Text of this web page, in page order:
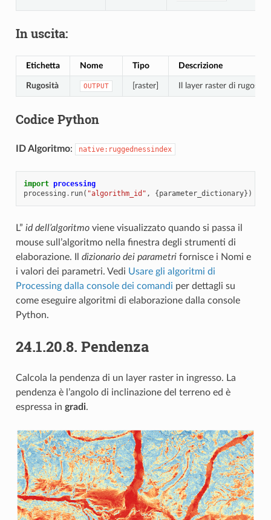
In uscita:
Etichetta Nome Tipo Descrizione
Rugosità OUTPUT [raster] Il layer raster di rugosità
Codice Python
ID Algoritmo: native:ruggednessindex
import processing
processing . run( "algorithm_id" , {parameter_dictionary})
L” id dell’algoritmoviene visualizzato quando si passa il
mouse sull’algoritmo nella finestra degli strumenti di
elaborazione. Il dizionario dei parametrifornisce i Nomi e
i valori dei parametri. Vedi Usare gli algoritmi di
Processing dalla console dei comandi per dettagli su
come eseguire algoritmi di elaborazione dalla console
Python.
24.1.20.8. Pendenza
Calcola la pendenza di un layer raster in ingresso. La
pendenza è l’angolo di inclinazione del terreno ed è
espressa in gradi.